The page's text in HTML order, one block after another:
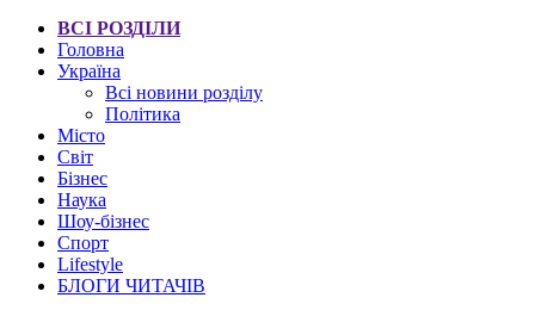
ВСІ РОЗДІЛИ
Головна
Україна
Всі новини розділу
Політика
Місто
Світ
Бізнес
Наука
Шоу-бізнес
Спорт
Lifestyle
БЛОГИ ЧИТАЧІВ